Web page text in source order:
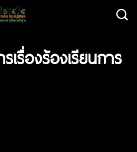
รื่องร้องเรียนการ